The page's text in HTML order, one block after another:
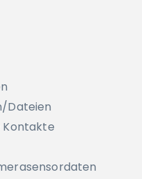
Dateien
Kontakte